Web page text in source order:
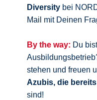
Diversity bei
Mail mit Deinen
By the way: Du
stehen und freuen
Azubis, die
sind!